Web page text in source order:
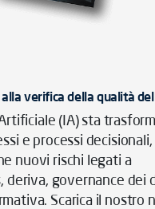
verifica della qualità
(IA) sta
e processi decisionali,
nuovi rischi legati a
deriva, governance dei
Scarica il nostro